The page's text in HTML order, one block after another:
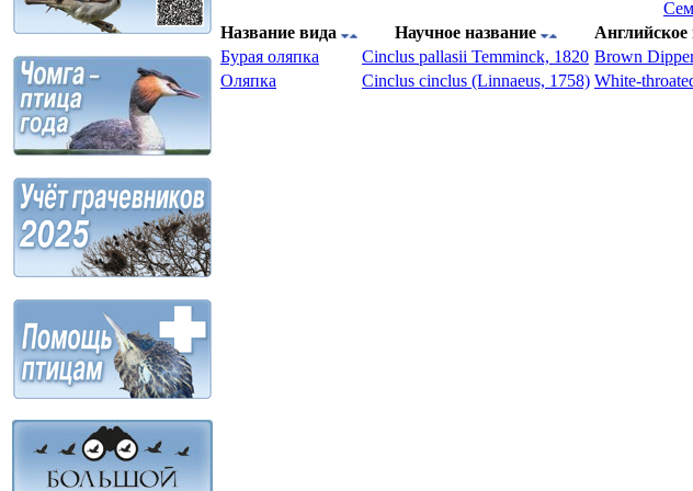
Название вида
Научное название Английское
Бурaя оляпка
Cinсlus pallasii Temminck, 1820 Brown
Оляпка
Cinсlus cinсlus (Linnaeus, 1758) White-